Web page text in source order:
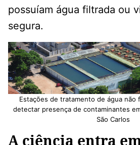
possuíam água filtrada ou
segura.
Estações de tratamento de água não
detectar presença de contaminantes
São Carlos
A ciência entra